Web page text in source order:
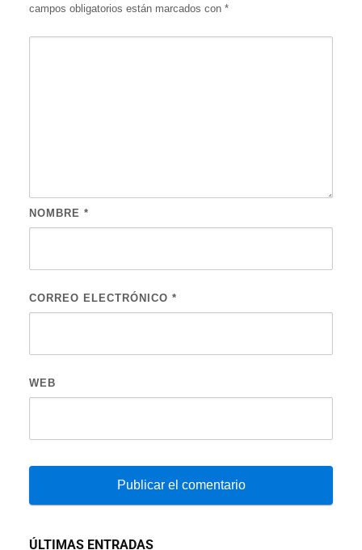
campos obligatorios están marcados con *
NOMBRE *
CORREO ELECTRÓNICO *
WEB
ÚLTIMAS ENTRADAS